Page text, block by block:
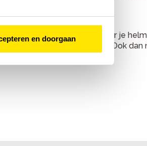
en doorgaan
te garanderen. Controleer je
Ben je een keer gevallen? Ook dan